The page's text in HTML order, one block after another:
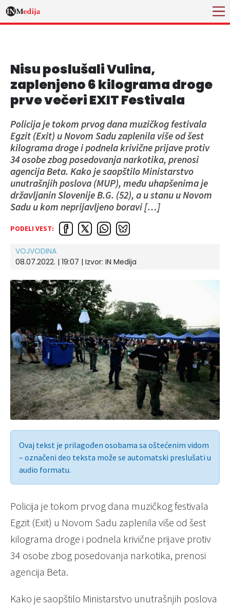
Nisu poslušali Vulina,
zaplenjeno 6 kilograma droge
prve večeri EXIT Festivala
Policija je tokom prvog dana muzičkog festivala
Egzit (Exit) u Novom Sadu zaplenila više od šest
kilograma droge i podnela krivične prijave protiv
34 osobe zbog posedovanja narkotika, prenosi
agencija Beta. Kako je saopštilo Ministarstvo
unutrašnjih poslova (MUP), među uhapšenima je
državljanin Slovenije B.G. (52), a u stanu u Novom
Sadu u kom neprijavljeno boravi […]
PODELI VEST:
VOJVODINA
08.07.2022. | 19:07 | Izvor: IN Medija
Ovaj tekst je prilagođen osobama sa oštećenim vidom
– označeni deo teksta može se automatski preslušati u
audio formatu.
Policija je tokom prvog dana muzičkog festivala
Egzit (Exit) u Novom Sadu zaplenila više od šest
kilograma droge i podnela krivične prijave protiv
34 osobe zbog posedovanja narkotika, prenosi
agencija Beta.
Kako je saopštilo Ministarstvo unutrašnjih poslova